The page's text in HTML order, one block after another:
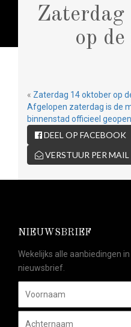
Zaterdag
op
« Zaterdag 14 oktober op
Afgelopen zaterdag is de
binnenstad officieel
DEEL OP FACEBOOK
VERSTUUR PER MAIL
NIEUWSBRIEF
Wekelijks alle aanbiedingen
nieuwsbrief.